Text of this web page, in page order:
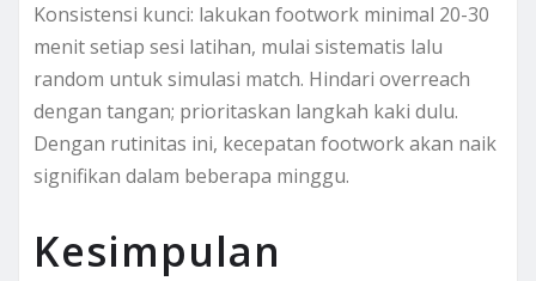
Konsistensi kunci: lakukan footwork minimal 20-30
menit setiap sesi latihan, mulai sistematis lalu
random untuk simulasi match. Hindari overreach
dengan tangan; prioritaskan langkah kaki dulu.
Dengan rutinitas ini, kecepatan footwork akan naik
signifikan dalam beberapa minggu.
Kesimpulan